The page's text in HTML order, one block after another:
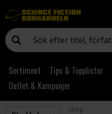
Sortiment Tips & Topplistor
Outlet & Kampanjer